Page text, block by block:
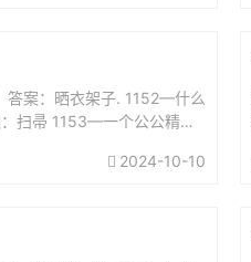
答案：晒衣架子. 1152—什么
扫帚 1153—一个公公精神
2024-10-10